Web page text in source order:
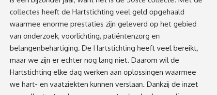
collectes heeft de Hartstichting veel geld opgehaald
waarmee enorme prestaties zijn geleverd op het gebied
van onderzoek, voorlichting, patiëntenzorg en
belangenbehartiging. De Hartstichting heeft veel bereikt,
maar we zijn er echter nog lang niet. Daarom wil de
Hartstichting elke dag werken aan oplossingen waarmee
we hart- en vaatziekten kunnen verslaan. Dankzij de inzet